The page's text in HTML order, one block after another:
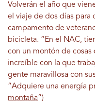
Volverán el año que
el viaje de dos días para
campamento de
bicicleta. “En el NAC,
con un montón de cosas
increíble con la que
gente maravillosa con
“Adquiere una energía
montaña”)